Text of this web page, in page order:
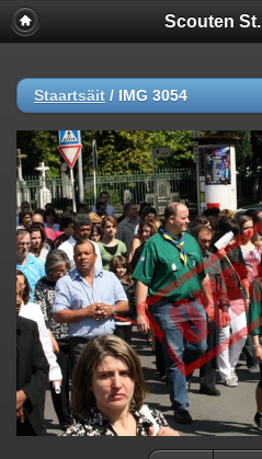
Scouten
Staartsäit / IMG 3054